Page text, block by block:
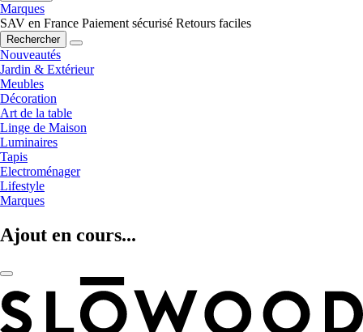
Marques
SAV en France Paiement sécurisé Retours faciles
Rechercher
Nouveautés
Jardin & Extérieur
Meubles
Décoration
Art de la table
Linge de Maison
Luminaires
Tapis
Electroménager
Lifestyle
Marques
Ajout en cours...